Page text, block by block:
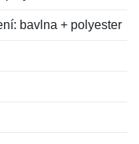
bavlna + polyester